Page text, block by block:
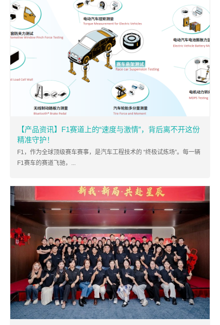
【产品资讯】F1赛道上的“速度与激情”，背后离不开这份
精准守护！
F1，作为全球顶级赛车赛事，是汽车工程技术的 “终极试炼场”。每一辆
F1赛车的赛道飞驰，...